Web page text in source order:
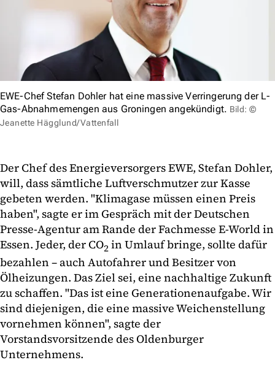
EWE-Chef Stefan Dohler hat eine massive Verringerung der L-
Gas-Abnahmemengen aus Groningen angekündigt. Bild: ©
Jeanette Hägglund/Vattenfall
Der Chef des Energieversorgers EWE, Stefan Dohler,
will, dass sämtliche Luftverschmutzer zur Kasse
gebeten werden. "Klimagase müssen einen Preis
haben", sagte er im Gespräch mit der Deutschen
Presse-Agentur am Rande der Fachmesse E-World in
Essen. Jeder, der CO2in Umlauf bringe, sollte dafür
bezahlen – auch Autofahrer und Besitzer von
Ölheizungen. Das Ziel sei, eine nachhaltige Zukunft
zu schaffen. "Das ist eine Generationenaufgabe. Wir
sind diejenigen, die eine massive Weichenstellung
vornehmen können", sagte der
Vorstandsvorsitzende des Oldenburger
Unternehmens.